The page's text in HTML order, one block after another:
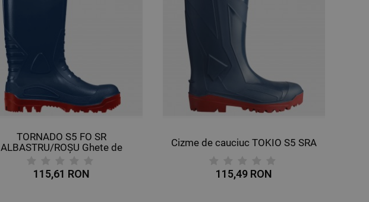
TORNADO S5 FO SR
ALBASTRU/ROȘU Ghete de
115,61 RON
Cizme de cauciuc TOKIO S5 SRA
115,49 RON